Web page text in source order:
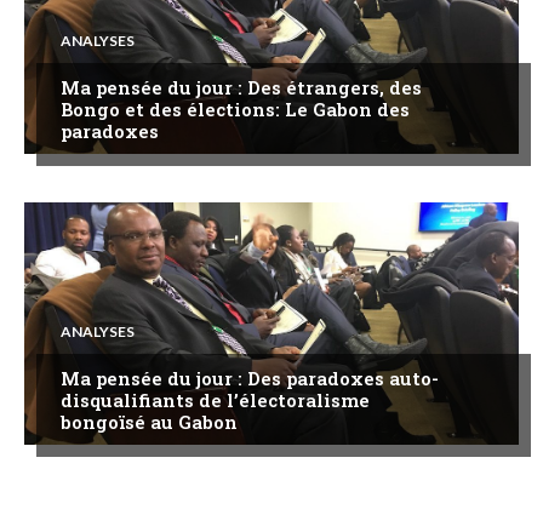
ANALYSES
Ma pensée du jour : Des étrangers, des
Bongo et des élections: Le Gabon des
paradoxes
ANALYSES
Ma pensée du jour : Des paradoxes auto-
disqualifiants de l’électoralisme
bongoïsé au Gabon